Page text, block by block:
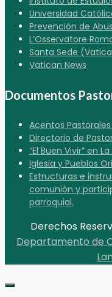
Universidad
Prevención de
L’Osservatore
Santa Sede
Vatican News
Documentos
Acentos Pastorales
Directorio de
“El Buen Vivir” en
Iglesia y Pueblos
Estructuras e
comunión y
parroquial.
Derechos
Departamento de